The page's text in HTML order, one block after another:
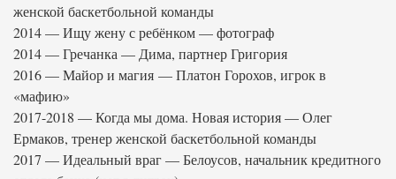
женской баскетбольной команды
2014 — Ищу жену с ребёнком — фотограф
2014 — Гречанка — Дима, партнер Григория
2016 — Майор и магия — Платон Горохов, игрок в
«мафию»
2017-2018 — Когда мы дома. Новая история — Олег
Ермаков, тренер женской баскетбольной команды
2017 — Идеальный враг — Белоусов, начальник кредитного